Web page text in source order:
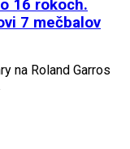
16 rokoch.
7 mečbalov
na Roland Garros